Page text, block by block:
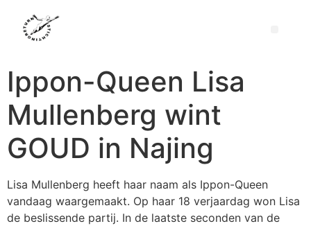
Ippon-Queen Lisa
Mullenberg wint
GOUD in Najing
Lisa Mullenberg heeft haar naam als Ippon-Queen
vandaag waargemaakt. Op haar 18 verjaardag won Lisa
de beslissende partij. In de laatste seconden van de